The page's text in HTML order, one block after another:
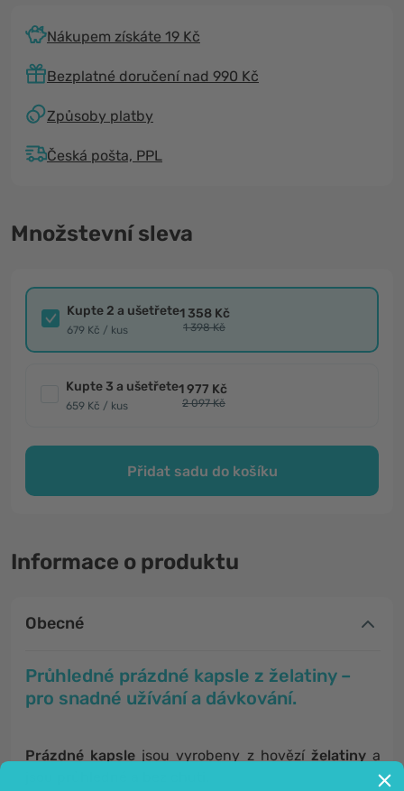
Nákupem získáte 19 Kč
Bezplatné doručení nad 990 Kč
Způsoby platby
Česká pošta, PPL
Množstevní sleva
Kupte 2 a ušetřete
679 Kč / kus
1 358 Kč
1 398 Kč
Kupte 3 a ušetřete
659 Kč / kus
1 977 Kč
2 097 Kč
Přidat sadu do košíku
Informace o produktu
Obecné
Průhledné prázdné kapsle z želatiny –
pro snadné užívání a dávkování.
Prázdné kapsle jsou vyrobeny z hovězí želatinya